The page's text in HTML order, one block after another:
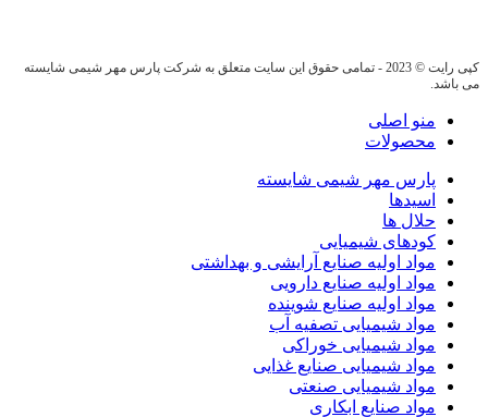
کپی رایت © 2023 - تمامی حقوق این سایت متعلق به شرکت پارس مهر شیمی شایسته
می باشد.
منو اصلی
محصولات
پارس مهر شیمی شایسته
اسیدها
حلال ها
کودهای شیمیایی
مواد اولیه صنایع آرایشی و بهداشتی
مواد اولیه صنایع دارویی
مواد اولیه صنایع شوینده
مواد شیمیایی تصفیه آب
مواد شیمیایی خوراکی
مواد شیمیایی صنایع غذایی
مواد شیمیایی صنعتی
مواد صنایع ابکاری